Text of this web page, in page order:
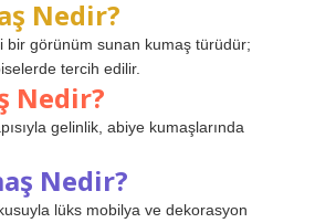
Nedir?
bir görünüm sunan kumaş türüdür;
tercih edilir.
Nedir?
gelinlik, abiye kumaşlarında
Nedir?
lüks mobilya ve dekorasyon